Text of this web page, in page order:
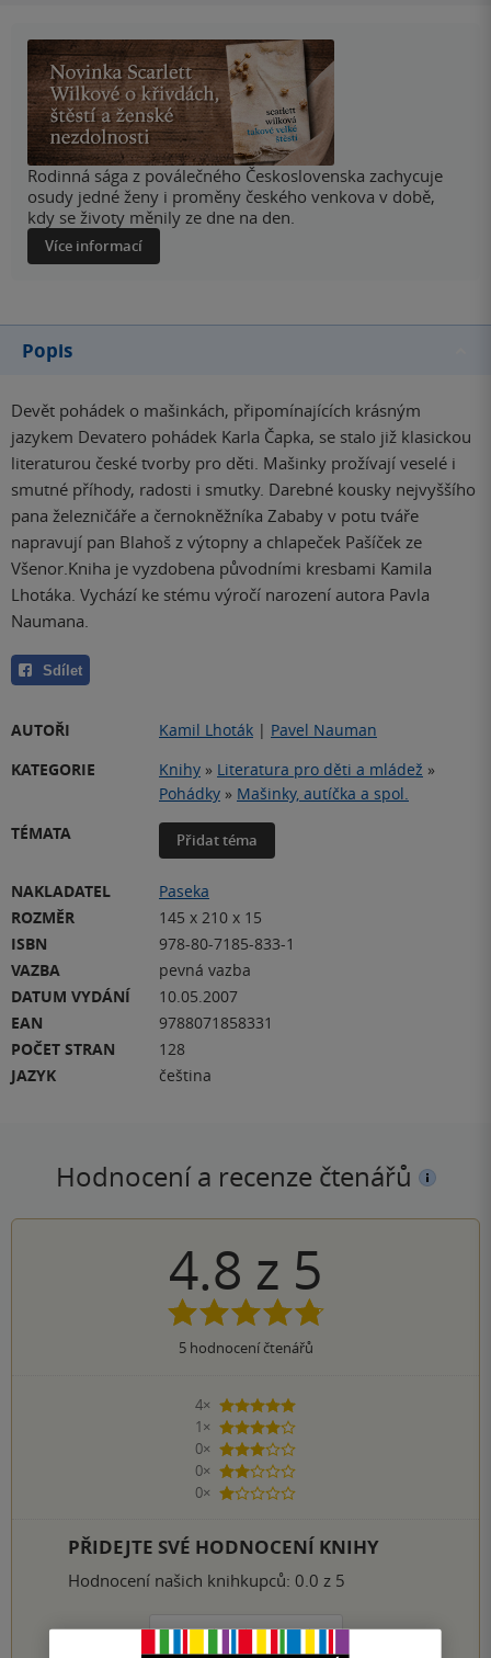
Rodinná sága z poválečného Československa zachycuje
osudy jedné ženy i proměny českého venkova v době,
kdy se životy měnily ze dne na den.
Více informací
Popis
Devět pohádek o mašinkách, připomínajících krásným
jazykem Devatero pohádek Karla Čapka, se stalo již klasickou
literaturou české tvorby pro děti. Mašinky prožívají veselé i
smutné příhody, radosti i smutky. Darebné kousky nejvyššího
pana železničáře a černokněžníka Zababy v potu tváře
napravují pan Blahoš z výtopny a chlapeček Pašíček ze
Všenor.Kniha je vyzdobena původními kresbami Kamila
Lhotáka. Vychází ke stému výročí narození autora Pavla
Naumana.
Sdílet
AUTOŘI Kamil Lhoták | Pavel Nauman
KATEGORIE
Knihy » Literatura pro děti a mládež »
Pohádky » Mašinky, autíčka a spol.
TÉMATA
Přidat téma
NAKLADATEL
Paseka
ROZMĚR
145 x 210 x 15
ISBN
978-80-7185-833-1
VAZBA
pevná vazba
DATUM VYDÁNÍ
10.05.2007
EAN
9788071858331
POČET STRAN
128
JAZYK
čeština
Hodnocení a recenze čtenářů
4.8 z 5
5hodnocení čtenářů
4×
5 hvězdiček
1×
4 hvězdičky
0×
3 hvězdičky
0×
2 hvězdičky
0×
1 hvezdička
PŘIDEJTE SVÉ HODNOCENÍ KNIHY
Hodnocení našich knihkupců: 0.0 z 5